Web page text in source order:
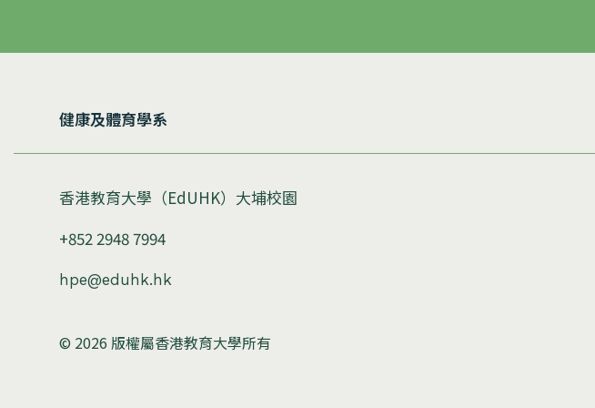
健康及體育學系
香港教育大學（EdUHK）大埔校園
+852 2948 7994
hpe@eduhk.hk
© 2026 版權屬香港教育大學所有